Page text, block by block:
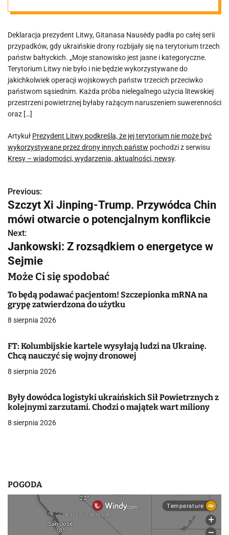
może być
wykorzystywan
e przez drony
innych państw
Deklaracja prezydent Litwy, Gitanasa Nausėdy padła po całej serii
przypadków, gdy ukraińskie drony rozbijały się na terytorium trzech
państw bałtyckich. „Moje stanowisko jest jasne i kategoryczne.
Terytorium Litwy nie było i nie będzie wykorzystywane do
jakichkolwiek operacji wojskowych państw trzecich przeciwko
państwom sąsiednim. Każda próba nielegalnego użycia litewskiej
przestrzeni powietrznej byłaby rażącym naruszeniem suwerenności
oraz […]
Artykuł Prezydent Litwy podkreśla, że jej terytorium nie może być
wykorzystywane przez drony innych państw pochodzi z serwisu
Kresy – wiadomości, wydarzenia, aktualności, newsy.
N
a
w
i
g
a
c
a
w
i
s
Previous:
Szczyt Xi Jinping-Trump. Przywódca Chin
mówi otwarcie o potencjalnym konflikcie
Next:
Jankowski: Z rozsądkiem o energetyce w
Sejmie
Może Ci się spodobać
To będą podawać pacjentom! Szczepionka mRNA na
grypę zatwierdzona do użytku
8 sierpnia 2026
FT: Kolumbijskie kartele wysyłają ludzi na Ukrainę.
Chcą nauczyć się wojny dronowej
8 sierpnia 2026
Były dowódca logistyki ukraińskich Sił Powietrznych z
kolejnymi zarzutami. Chodzi o majątek wart miliony
8 sierpnia 2026
POGODA